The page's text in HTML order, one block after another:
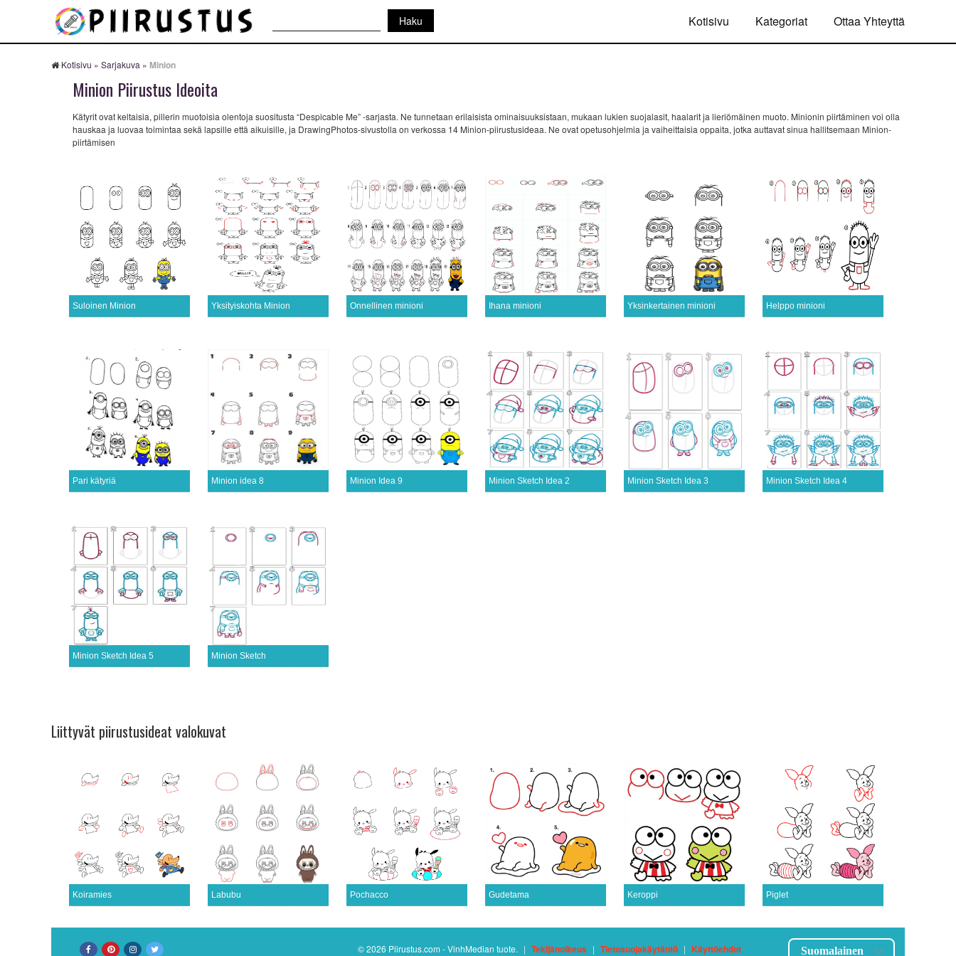
Kotisivu Kategoriat Ottaa Yhteyttä
Kotisivu » Sarjakuva » Minion
Minion Piirustus Ideoita
Kätyrit ovat keltaisia, pillerin muotoisia olentoja suositusta “Despicable Me” -sarjasta. Ne tunnetaan erilaisista ominaisuuksistaan, mukaan lukien suojalasit, haalarit ja lieriömäinen muoto. Minionin piirtäminen voi olla
hauskaa ja luovaa toimintaa sekä lapsille että aikuisille, ja DrawingPhotos-sivustolla on verkossa 14 Minion-piirustusideaa. Ne ovat opetusohjelmia ja vaiheittaisia oppaita, jotka auttavat sinua hallitsemaan Minion-
piirtämisen
Suloinen Minion Yksityiskohta Minion Onnellinen minioni Ihana minioni Yksinkertainen minioni Helppo minioni
Pari kätyriä Minion idea 8 Minion Idea 9 Minion Sketch Idea 2 Minion Sketch Idea 3 Minion Sketch Idea 4
Minion Sketch Idea 5 Minion Sketch
Liittyvät piirustusideat valokuvat
Koiramies Labubu Pochacco Gudetama Keroppi Piglet
© 2026 Piirustus.com - VinhMedian tuote. | Tekijänoikeus | Tietosuojakäytäntö | Käyttöehdot Suomalainen